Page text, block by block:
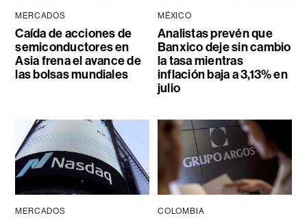
MERCADOS
Caída de acciones de
semiconductores en
Asia frena el avance de
las bolsas mundiales
MÉXICO
Analistas prevén que
Banxico deje sin cambio
la tasa mientras
inflación baja a 3,13% en
julio
MERCADOS COLOMBIA